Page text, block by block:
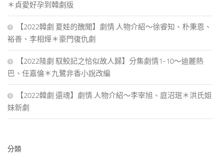
＊貞愛好孕到韓劇版
【2022韓劇 夏娃的醜聞】劇情.人物介紹～徐睿知、朴秉恩、
裕善、李相燁＊豪門復仇劇
【2022陸劇 馭鮫記之恰似故人歸】分集劇情1-10～迪麗熱
巴、任嘉倫＊九鷺非香小說改編
【2022韓劇 還魂】劇情.人物介紹～李宰旭、庭沼珉＊洪氏姐
妹新劇
分類